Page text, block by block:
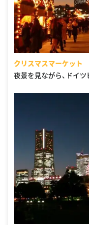
クリスマスマーケット
夜景を見ながら、ドイ